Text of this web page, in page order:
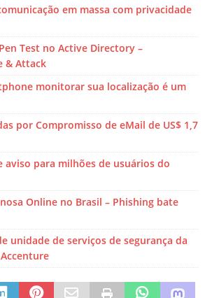
em massa com privacidade
Test no Active Directory –
& Attack
monitorar sua localização é um
por Compromisso de eMail de US$ 1,7
aviso para milhões de usuários do
Online no Brasil – Phishing bate
unidade de serviços de segurança da